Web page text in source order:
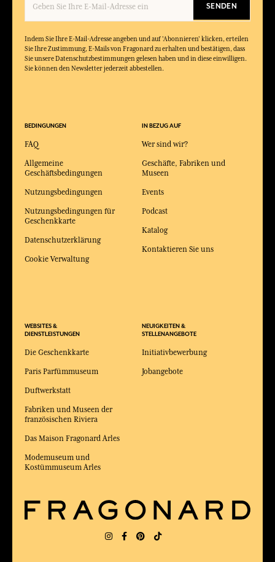
SENDEN
Indem Sie Ihre E-Mail-Adresse angeben und auf 'Abonnieren' klicken, erteilen
Sie Ihre Zustimmung, E-Mails von Fragonard zu erhalten und bestätigen, dass
Sie unsere Datenschutzbestimmungen gelesen haben und in diese einwilligen.
Sie können den Newsletter jederzeit abbestellen.
BEDINGUNGEN
FAQ
Allgemeine
Geschäftsbedingungen
Nutzungsbedingungen
Nutzungsbedingungen für
Geschenkkarte
Datenschutzerklärung
Cookie Verwaltung
WEBSITES &
DIENSTLEISTUNGEN
Die Geschenkkarte
Paris Parfümmuseum
Duftwerkstatt
Fabriken und Museen der
französischen Riviera
Das Maison Fragonard Arles
Modemuseum und
Kostümmuseum Arles
IN BEZUG AUF
Wer sind wir?
Geschäfte, Fabriken und
Museen
Events
Podcast
Katalog
Kontaktieren Sie uns
NEUIGKEITEN &
STELLENANGEBOTE
Initiativbewerbung
Jobangebote